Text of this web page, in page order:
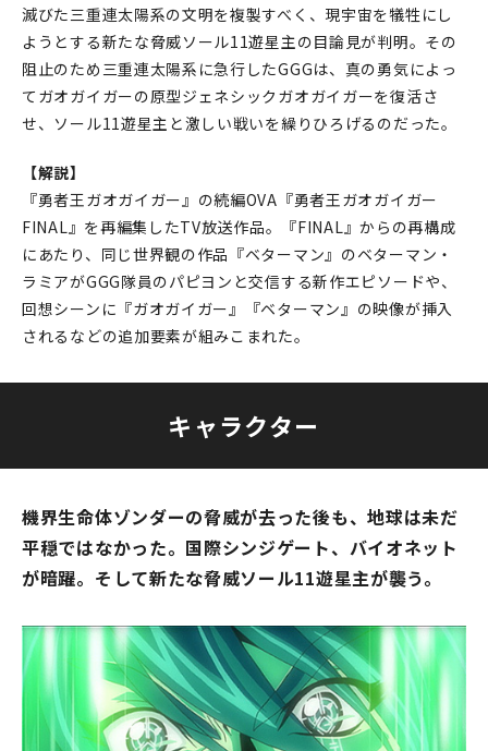
滅びた三重連太陽系の文明を複製すべく、現宇宙を犠牲にし
ようとする新たな脅威ソール11遊星主の目論見が判明。その
阻止のため三重連太陽系に急行したGGGは、真の勇気によっ
てガオガイガーの原型ジェネシックガオガイガーを復活さ
せ、ソール11遊星主と激しい戦いを繰りひろげるのだった。
【解説】
『勇者王ガオガイガー』の続編OVA『勇者王ガオガイガー
FINAL』を再編集したTV放送作品。『FINAL』からの再構成
にあたり、同じ世界観の作品『ベターマン』のベターマン・
ラミアがGGG隊員のパピヨンと交信する新作エピソードや、
回想シーンに『ガオガイガー』『ベターマン』の映像が挿入
されるなどの追加要素が組みこまれた。
キャラクター
機界生命体ゾンダーの脅威が去った後も、地球は未だ
平穏ではなかった。国際シンジゲート、バイオネット
が暗躍。そして新たな脅威ソール11遊星主が襲う。